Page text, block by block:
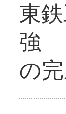
東
強
の